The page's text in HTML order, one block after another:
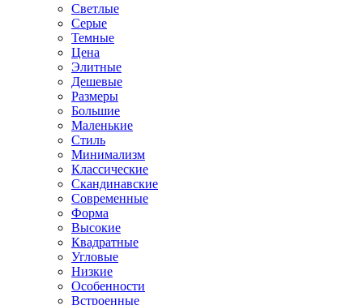
Светлые
Серые
Темные
Цена
Элитные
Дешевые
Размеры
Большие
Маленькие
Стиль
Минимализм
Классические
Скандинавские
Современные
Форма
Высокие
Квадратные
Угловые
Низкие
Особенности
Встроенные